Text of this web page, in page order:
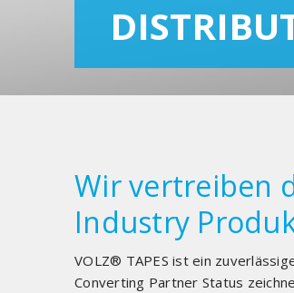
Wir vertreiben
Industry
VOLZ® TAPES ist ein
Converting Partner Status